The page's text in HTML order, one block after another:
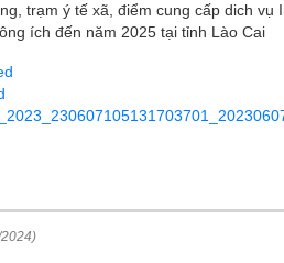
trạm ý tế xã, điểm cung cấp dich vụ
ích đến năm 2025 tại tỉnh Lào Cai